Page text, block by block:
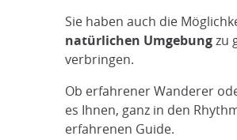
Sie haben auch die
natürlichen Umgebungzu
verbringen.
Ob erfahrener Wanderer
es Ihnen, ganz in den
erfahrenen Guide.